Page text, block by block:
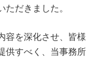
だきました。
容を深化させ、皆様
供すべく、当事務所